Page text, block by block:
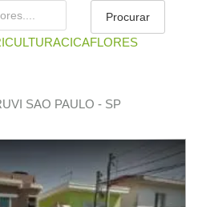
SAO PAULO - SP
Next